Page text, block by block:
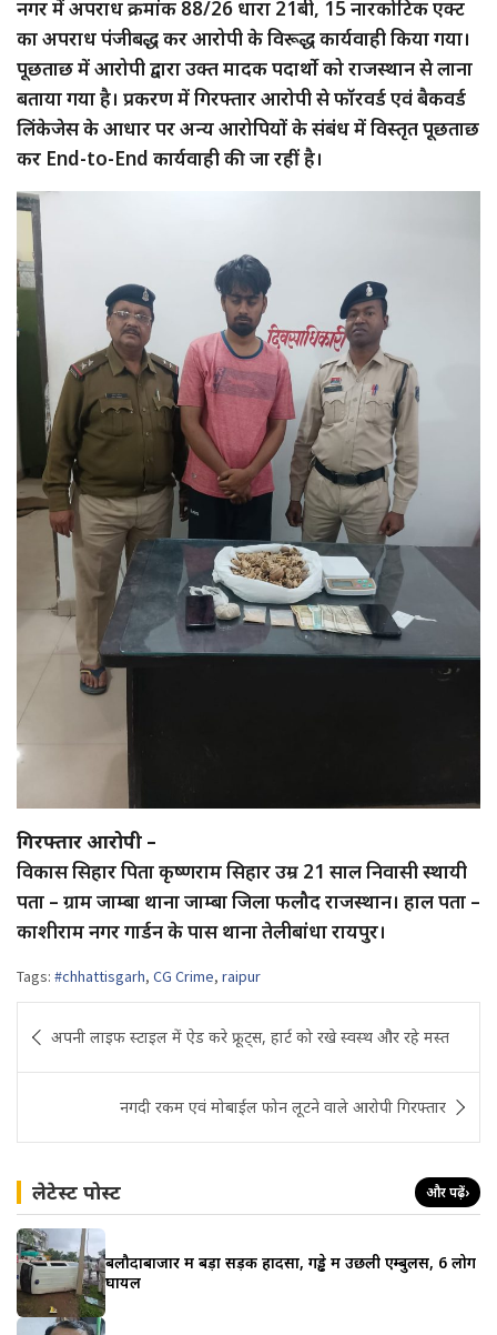
नगर में अपराध क्रमांक 88/26 धारा 21बी, 15 नारकोटिक एक्ट
का अपराध पंजीबद्ध कर आरोपी के विरूद्ध कार्यवाही किया गया।
पूछताछ में आरोपी द्वारा उक्त मादक पदार्थो को राजस्थान से लाना
बताया गया है। प्रकरण में गिरफ्तार आरोपी से फॉरवर्ड एवं बैकवर्ड
लिंकेजेस के आधार पर अन्य आरोपियों के संबंध में विस्तृत पूछताछ
कर End-to-End कार्यवाही की जा रहीं है।
गिरफ्तार आरोपी –
विकास सिहार पिता कृष्णराम सिहार उम्र 21 साल निवासी स्थायी
पता – ग्राम जाम्बा थाना जाम्बा जिला फलौद राजस्थान। हाल पता –
काशीराम नगर गार्डन के पास थाना तेलीबांधा रायपुर।
Tags: #chhattisgarh, CG Crime, raipur
navigation
अपनी लाइफ स्टाइल में ऐड करे फ्रूट्स, हार्ट को रखे स्वस्थ और रहे मस्त
नगदी रकम एवं मोबाईल फोन लूटने वाले आरोपी गिरफ्तार
लेटेस्ट पोस्ट और पढ़ें›
बलौदाबाजार में बड़ा सड़क हादसा, गड्ढे में उछली एम्बुलेंस, 6 लोग
घायल